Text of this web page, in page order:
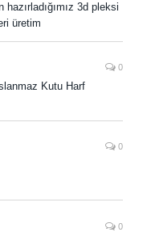
3d pleksi
üretim
0
Kutu Harf
0
0